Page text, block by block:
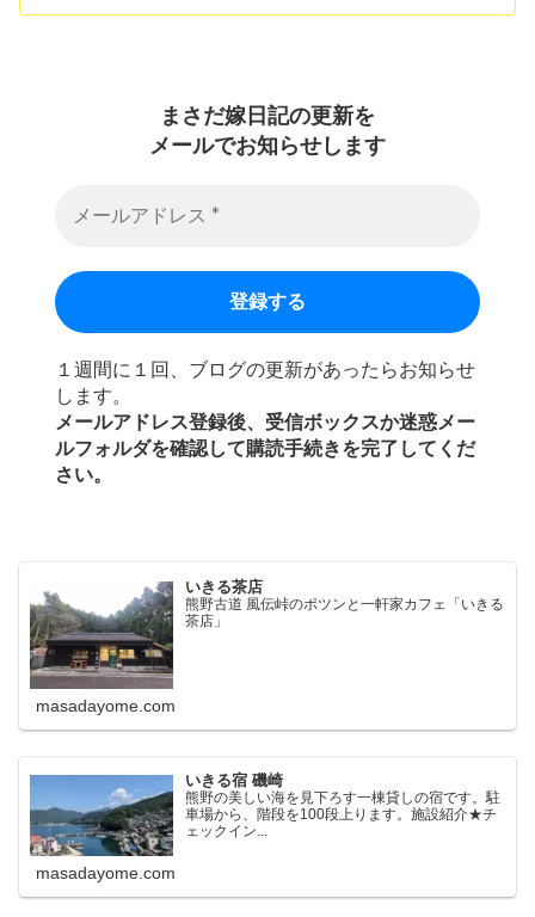
まさだ嫁日記の更新を
メールでお知らせします
１週間に１回、ブログの更新があったらお知らせ
します。
メールアドレス登録後、受信ボックスか迷惑メー
ルフォルダを確認して購読手続きを完了してくだ
さい。
いきる茶店
熊野古道 風伝峠のポツンと一軒家カフェ「いきる
茶店」
masadayome.com
いきる宿 磯崎
熊野の美しい海を見下ろす一棟貸しの宿です。駐
車場から、階段を100段上ります。施設紹介★チ
ェックイン...
masadayome.com